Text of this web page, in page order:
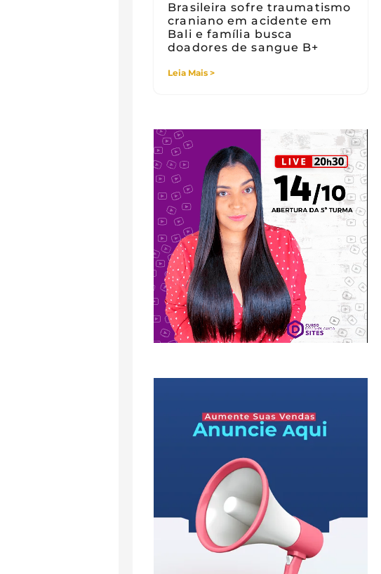
Brasileira sofre traumatismo
craniano em acidente em
Bali e família busca
doadores de sangue B+
Leia Mais >